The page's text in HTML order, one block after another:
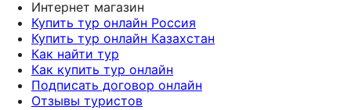
Интернет магазин
Купить тур онлайн Россия
Купить тур онлайн Казахстан
Как найти тур
Как купить тур онлайн
Подписать договор онлайн
Отзывы туристов